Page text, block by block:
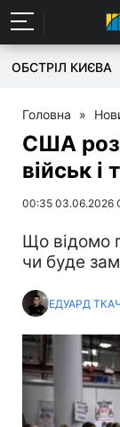
ОБСТРІЛ КИЄВА
Головна »
США
військ і
00:35 03.06.2026
Що відомо
чи буде
ЕДУАРД